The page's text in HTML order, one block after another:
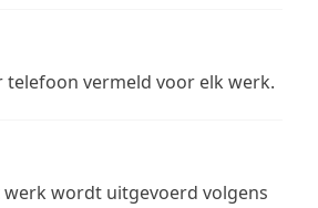
telefoon vermeld voor elk werk.
werk wordt uitgevoerd volgens